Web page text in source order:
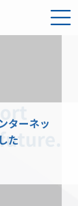
ターネッ
た